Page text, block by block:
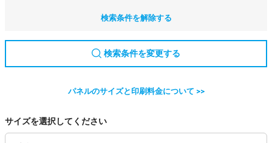
検索条件を解除する
検索条件を変更する
パネルのサイズと印刷料金について >>
サイズを選択してください